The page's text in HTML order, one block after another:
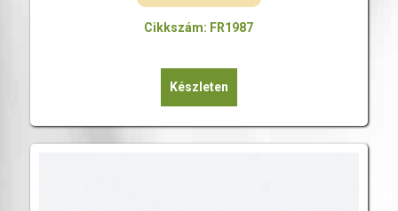
Cikkszám: FR1987
Készleten